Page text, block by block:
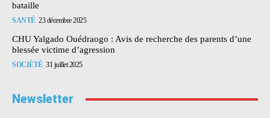
bataille
SANTÉ 23 décembre 2025
CHU Yalgado Ouédraogo : Avis de recherche des parents d’une
blessée victime d’agression
SOCIÉTÉ 31 juillet 2025
Newsletter